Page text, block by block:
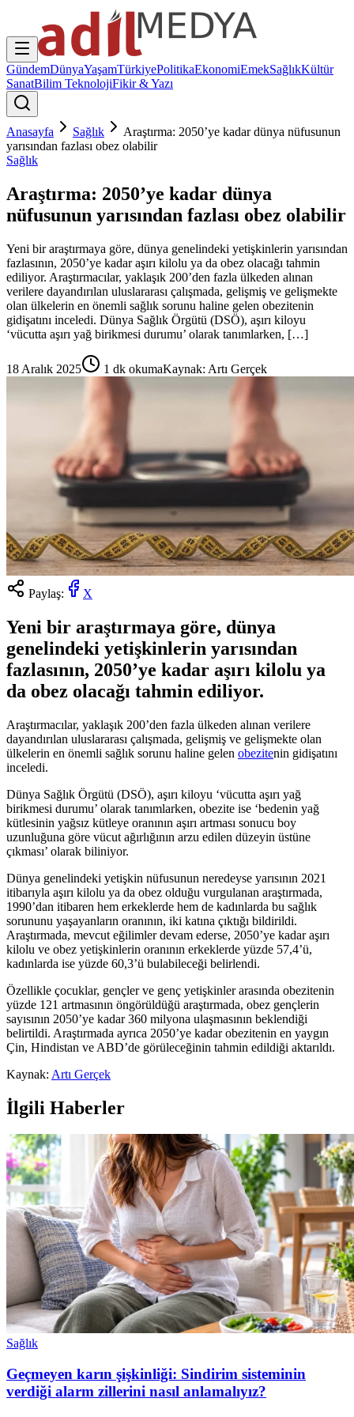
GündemDünyaYaşamTürkiyePolitikaEkonomiEmekSağlıkKültür
SanatBilim TeknolojiFikir & Yazı
Anasayfa Sağlık
Araştırma: 2050’ye kadar dünya nüfusunun
yarısından fazlası obez olabilir
Sağlık
Araştırma: 2050’ye kadar dünya
nüfusunun yarısından fazlası obez olabilir
Yeni bir araştırmaya göre, dünya genelindeki yetişkinlerin yarısından
fazlasının, 2050’ye kadar aşırı kilolu ya da obez olacağı tahmin
ediliyor. Araştırmacılar, yaklaşık 200’den fazla ülkeden alınan
verilere dayandırılan uluslararası çalışmada, gelişmiş ve gelişmekte
olan ülkelerin en önemli sağlık sorunu haline gelen obezitenin
gidişatını inceledi. Dünya Sağlık Örgütü (DSÖ), aşırı kiloyu
‘vücutta aşırı yağ birikmesi durumu’ olarak tanımlarken, […]
18 Aralık 2025 1 dk okumaKaynak: Artı Gerçek
Paylaş: X
Yeni bir araştırmaya göre, dünya
genelindeki yetişkinlerin yarısından
fazlasının, 2050’ye kadar aşırı kilolu ya
da obez olacağı tahmin ediliyor.
Araştırmacılar, yaklaşık 200’den fazla ülkeden alınan verilere
dayandırılan uluslararası çalışmada, gelişmiş ve gelişmekte olan
ülkelerin en önemli sağlık sorunu haline gelen obezitenin gidişatını
inceledi.
Dünya Sağlık Örgütü (DSÖ), aşırı kiloyu ‘vücutta aşırı yağ
birikmesi durumu’ olarak tanımlarken, obezite ise ‘bedenin yağ
kütlesinin yağsız kütleye oranının aşırı artması sonucu boy
uzunluğuna göre vücut ağırlığının arzu edilen düzeyin üstüne
çıkması’ olarak biliniyor.
Dünya genelindeki yetişkin nüfusunun neredeyse yarısının 2021
itibarıyla aşırı kilolu ya da obez olduğu vurgulanan araştırmada,
1990’dan itibaren hem erkeklerde hem de kadınlarda bu sağlık
sorununu yaşayanların oranının, iki katına çıktığı bildirildi.
Araştırmada, mevcut eğilimler devam ederse, 2050’ye kadar aşırı
kilolu ve obez yetişkinlerin oranının erkeklerde yüzde 57,4’ü,
kadınlarda ise yüzde 60,3’ü bulabileceği belirlendi.
Özellikle çocuklar, gençler ve genç yetişkinler arasında obezitenin
yüzde 121 artmasının öngörüldüğü araştırmada, obez gençlerin
sayısının 2050’ye kadar 360 milyona ulaşmasının beklendiği
belirtildi. Araştırmada ayrıca 2050’ye kadar obezitenin en yaygın
Çin, Hindistan ve ABD’de görüleceğinin tahmin edildiği aktarıldı.
Kaynak: Artı Gerçek
İlgili Haberler
Sağlık
Geçmeyen karın şişkinliği: Sindirim sisteminin
verdiği alarm zillerini nasıl anlamalıyız?